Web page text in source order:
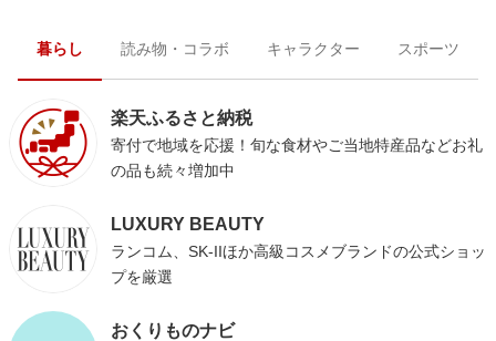
暮らし 読み物・コラボ キャラクター スポーツ
楽天ふるさと納税
寄付で地域を応援！旬な食材やご当地特産品などお礼
の品も続々増加中
LUXURY BEAUTY
ランコム、SK-IIほか高級コスメブランドの公式ショッ
プを厳選
おくりものナビ